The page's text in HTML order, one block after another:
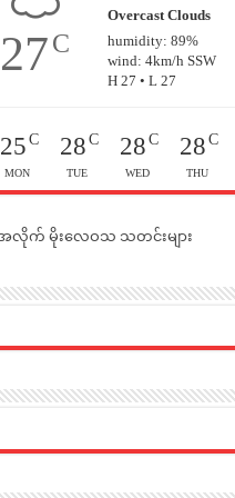
27C
Overcast Clouds
humidity: 89%
wind: 4km/h SSW
H 27 • L 27
25 C
MON
28 C
TUE
28 C
WED
28 C
THU
လိုက် မိုးလေဝသ သတင်းများ